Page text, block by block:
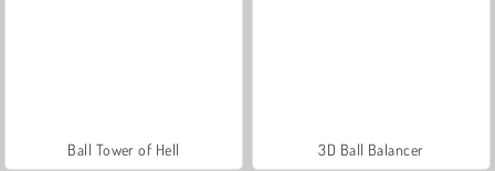
Ball Tower of Hell 3D Ball Balancer